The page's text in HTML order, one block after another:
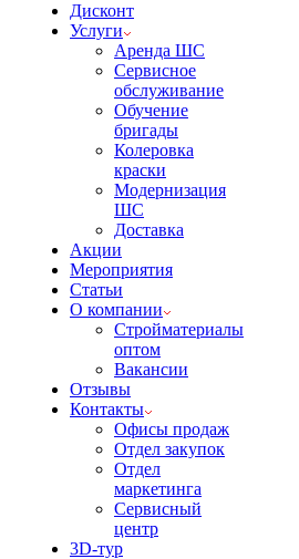
Дисконт
Услуги
Аренда ШС
Сервисное
обслуживание
Обучение
бригады
Колеровка
краски
Модернизация
ШС
Доставка
Акции
Мероприятия
Статьи
О компании
Стройматериалы
оптом
Вакансии
Отзывы
Контакты
Офисы продаж
Отдел закупок
Отдел
маркетинга
Сервисный
центр
3D-тур